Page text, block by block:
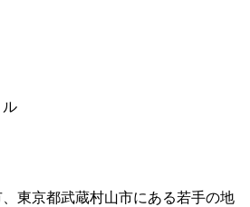
東京都武蔵村山市にある若手の地